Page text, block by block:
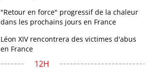
"Retour en force" progressif de la chaleur
dans les prochains jours en France
Léon XIV rencontrera des victimes d'abus
en France
12H